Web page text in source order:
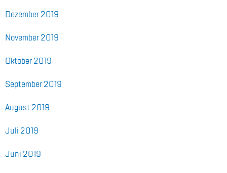
De­zem­ber 2019
No­vem­ber 2019
Ok­to­ber 2019
Sep­tem­ber 2019
Au­gust 2019
Juli 2019
Juni 2019